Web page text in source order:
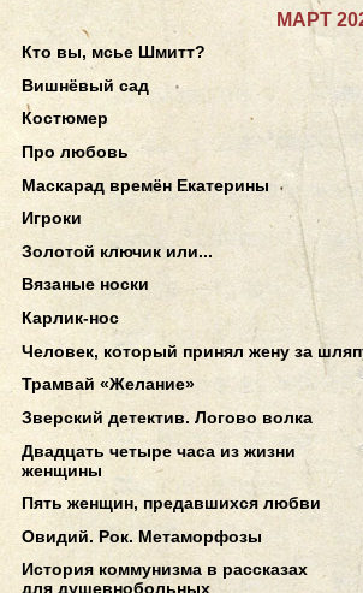
МАРТ
Кто вы, мсье Шмитт?
Вишнёвый сад
Костюмер
Про любовь
Маскарад времён Екатерины
Игроки
Золотой ключик или...
Вязаные носки
Карлик-нос
Человек, который принял жену за
Трамвай «Желание»
Зверский детектив. Логово волка
Двадцать четыре часа из жизни
женщины
Пять женщин, предавшихся любви
Овидий. Рок. Метаморфозы
История коммунизма в рассказах
для душевнобольных